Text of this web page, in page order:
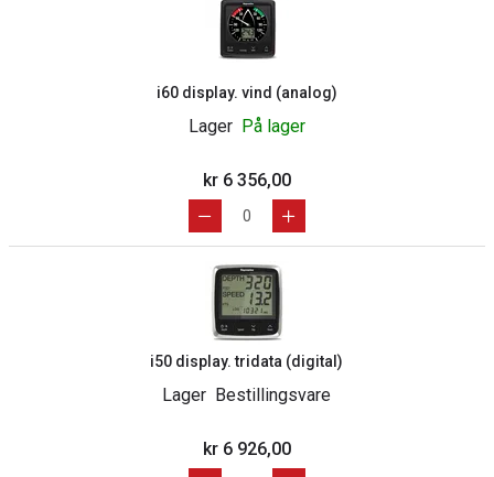
i60 display. vind (analog)
Lager På lager
kr 6 356,00
i50 display. tridata (digital)
Lager Bestillingsvare
kr 6 926,00